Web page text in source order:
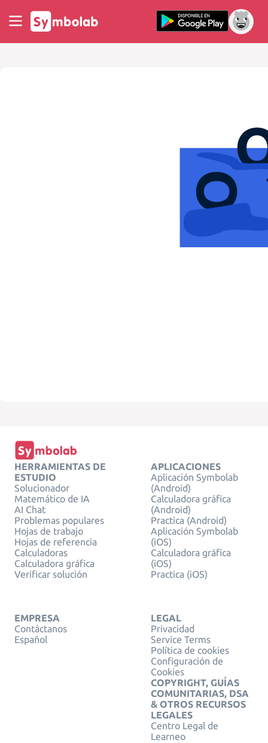
HERRAMIENTAS DE
ESTUDIO
Solucionador
Matemático de IA
AI Chat
Problemas populares
Hojas de trabajo
Hojas de referencia
Calculadoras
Calculadora gráfica
Verificar solución
APLICACIONES
Aplicación Symbolab
(Android)
Calculadora gráfica
(Android)
Practica (Android)
Aplicación Symbolab
(iOS)
Calculadora gráfica
(iOS)
Practica (iOS)
EMPRESA
Contáctanos
Español
LEGAL
Privacidad
Service Terms
Política de cookies
Configuración de
Cookies
COPYRIGHT, GUÍAS
COMUNITARIAS, DSA
& OTROS RECURSOS
LEGALES
Centro Legal de
Learneo